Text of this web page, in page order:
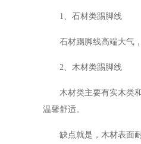
1、石材类踢脚线
石材踢脚线高端大气
2、木材类踢脚线
木材类主要有实木类
温馨舒适。
缺点就是，木材表面